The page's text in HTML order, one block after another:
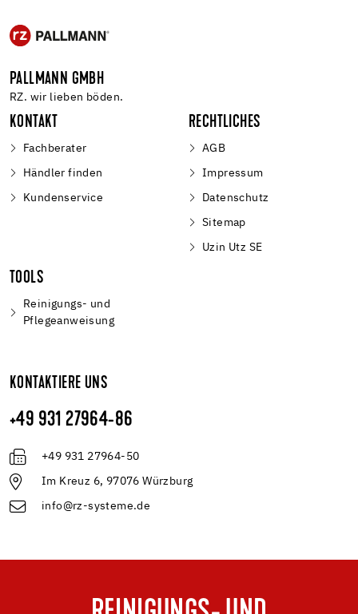
PALLMANN GMBH
RZ. wir lieben böden.
KONTAKT
Fachberater
Händler finden
Kundenservice
RECHTLICHES
AGB
Impressum
Datenschutz
Sitemap
Uzin Utz SE
TOOLS
Reinigungs- und
Pflegeanweisung
KONTAKTIERE UNS
+49 931 27964-86
+49 931 27964-50
Im Kreuz 6, 97076 Würzburg
info@rz-systeme.de